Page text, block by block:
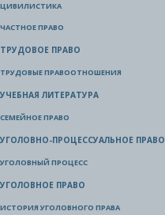
ЦИВИЛИСТИКА
ЧАСТНОЕ ПРАВО
ТРУДОВОЕ ПРАВО
ТРУДОВЫЕ ПРАВООТНОШЕНИЯ
УЧЕБНАЯ ЛИТЕРАТУРА
СЕМЕЙНОЕ ПРАВО
УГОЛОВНО-ПРОЦЕССУАЛЬНОЕ ПРАВО
УГОЛОВНЫЙ ПРОЦЕСС
УГОЛОВНОЕ ПРАВО
ИСТОРИЯ УГОЛОВНОГО ПРАВА